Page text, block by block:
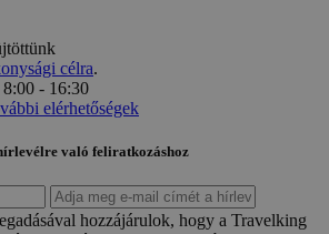
célra.
- 16:30
elérhetőségek
való feliratkozáshoz
hozzájárulok, hogy a Travelking